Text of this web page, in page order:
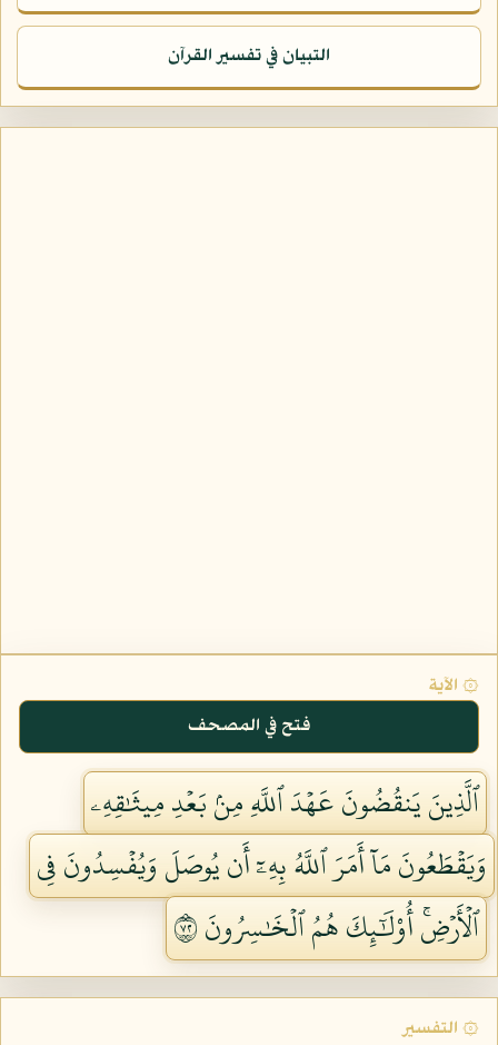
التبيان في تفسير القرآن
۞ الآية
فتح في المصحف
ٱلَّذِينَ يَنقُضُونَ عَهۡدَ ٱللَّهِ مِنۢ بَعۡدِ مِيثَٰقِهِۦ
وَيَقۡطَعُونَ مَآ أَمَرَ ٱللَّهُ بِهِۦٓ أَن يُوصَلَ وَيُفۡسِدُونَ فِي
ٱلۡأَرۡضِۚ أُوْلَٰٓئِكَ هُمُ ٱلۡخَٰسِرُونَ ٢٧
۞ التفسير